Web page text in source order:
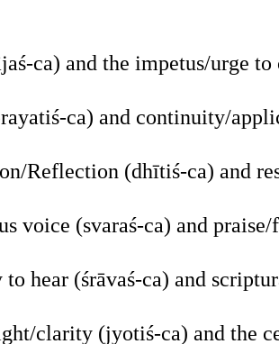
ca) and the impetus/urge to
ca) and continuity/
Reflection (dhītiś-ca) and
voice (svaraś-ca) and praise/
to hear (śrāvaś-ca) and
clarity (jyotiś-ca) and the